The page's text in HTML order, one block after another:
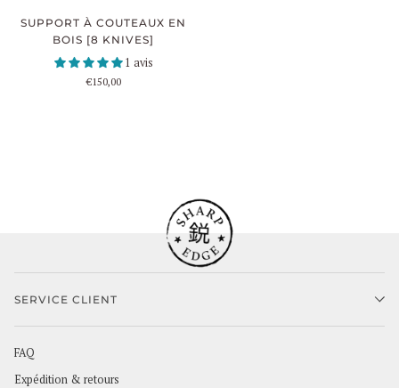
SUPPORT À COUTEAUX EN
BOIS [8 KNIVES]
1 avis
€150,00
SERVICE CLIENT
FAQ
Expédition & retours